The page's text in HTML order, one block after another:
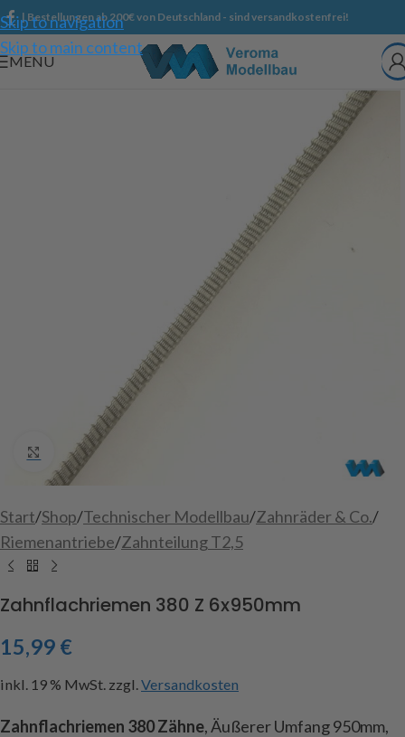
Skip to navigation
Skip to main content
| Bestellungen ab 200€ von Deutschland - sind versandkostenfrei!
MENU
Click to enlarge
Start/Shop/Technischer Modellbau/Zahnräder & Co./
Riemenantriebe/Zahnteilung T2,5
Zahnflachriemen 380 Z 6x950mm
15,99 €
inkl. 19 % MwSt. zzgl.Versandkosten
Zahnflachriemen 380 Zähne, Äußerer Umfang 950mm,